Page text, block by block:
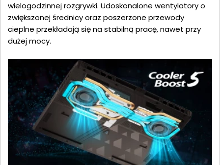
wielogodzinnej rozgrywki. Udoskonalone wentylatory o
zwiększonej średnicy oraz poszerzone przewody
cieplne przekładają się na stabilną pracę, nawet przy
dużej mocy.